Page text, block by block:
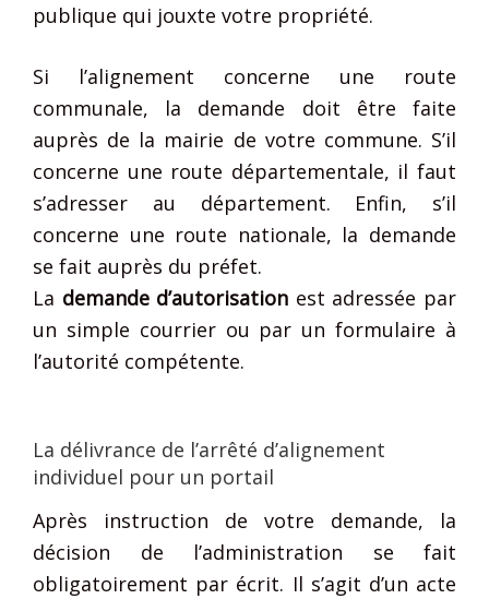
publique qui jouxte votre propriété.
Si l’alignement concerne une route
communale, la demande doit être faite
auprès de la mairie de votre commune. S’il
concerne une route départementale, il faut
s’adresser au département. Enfin, s’il
concerne une route nationale, la demande
se fait auprès du préfet.
La demande d’autorisation est adressée par
un simple courrier ou par un formulaire à
l’autorité compétente.
La délivrance de l’arrêté d’alignement
individuel pour un portail
Après instruction de votre demande, la
décision de l’administration se fait
obligatoirement par écrit. Il s’agit d’un acte